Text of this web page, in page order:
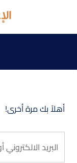
أهلاً بك مرة أخرى!